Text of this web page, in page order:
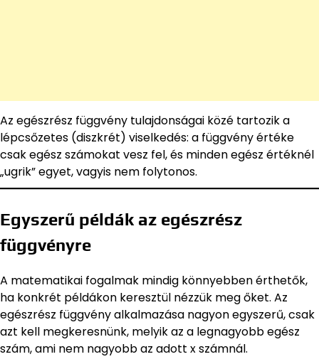
Az egészrész függvény tulajdonságai közé tartozik a
lépcsőzetes (diszkrét) viselkedés: a függvény értéke
csak egész számokat vesz fel, és minden egész értéknél
„ugrik” egyet, vagyis nem folytonos.
Egyszerű példák az egészrész
függvényre
A matematikai fogalmak mindig könnyebben érthetők,
ha konkrét példákon keresztül nézzük meg őket. Az
egészrész függvény alkalmazása nagyon egyszerű, csak
azt kell megkeresnünk, melyik az a legnagyobb egész
szám, ami nem nagyobb az adott x számnál.